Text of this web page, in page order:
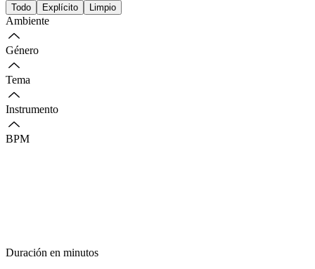
Todo Explícito Limpio
Ambiente
Género
Tema
Instrumento
BPM
Duración en minutos